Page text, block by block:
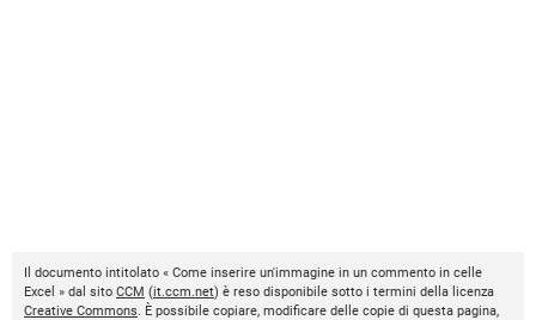
Il documento intitolato « Come inserire un'immagine in un commento in celle
Excel » dal sito CCM (it.ccm.net) è reso disponibile sotto i termini della licenza
Creative Commons. È possibile copiare, modificare delle copie di questa pagina,